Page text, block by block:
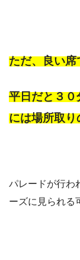
ただ、良い
平日だと３
には場所取り
パレードが行わ
ーズに見られる